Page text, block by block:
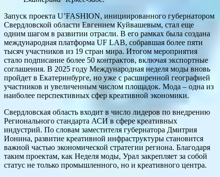
Запуск проекта U’FASHION, инициированного губернатором
Свердловской области Евгением Куйвашевым, стал еще
одним шагом в развитии отрасли. В его рамках была создана
международная платформа UF LAB, собравшая более пяти
тысяч участников из 19 стран мира. Итогом мероприятия
стало подписание более 50 контрактов, включая экспортные
соглашения. В 2025 году Международная неделя моды вновь
пройдет в Екатеринбурге, но уже с расширенной географией
участников и увеличенным числом площадок. Мода – одна из
наиболее перспективных сфер креативной экономики.
Свердловская область входит в число лидеров по внедрению
Регионального стандарта АСИ в сфере креативных
индустрий. По словам заместителя губернатора Дмитрия
Ионина, развитие креативной инфраструктуры становится
важной частью экономической стратегии региона. Благодаря
таким проектам, как Неделя моды, Урал закрепляет за собой
статус не только промышленного, но и креативного центра.